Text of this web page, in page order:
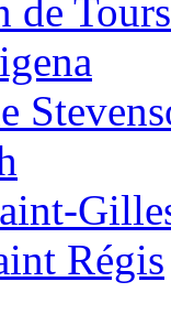
de Tours
Régis